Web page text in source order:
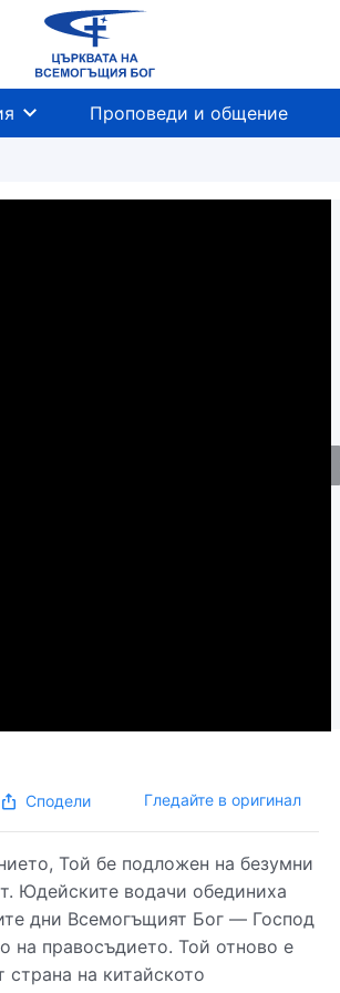
Проповеди и общение
Сподели Гледайте в оригинал
Той бе подложен на безумни
Юдейските водачи обединиха
дни Всемогъщият Бог — Господ
на правосъдието. Той отново е
страна на китайското